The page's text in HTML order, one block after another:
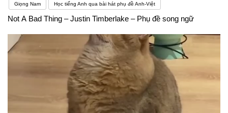
Giọng Nam Học tiếng Anh qua bài hát phụ đề Anh-Việt
Not A Bad Thing – Justin Timberlake – Phụ đề song ngữ